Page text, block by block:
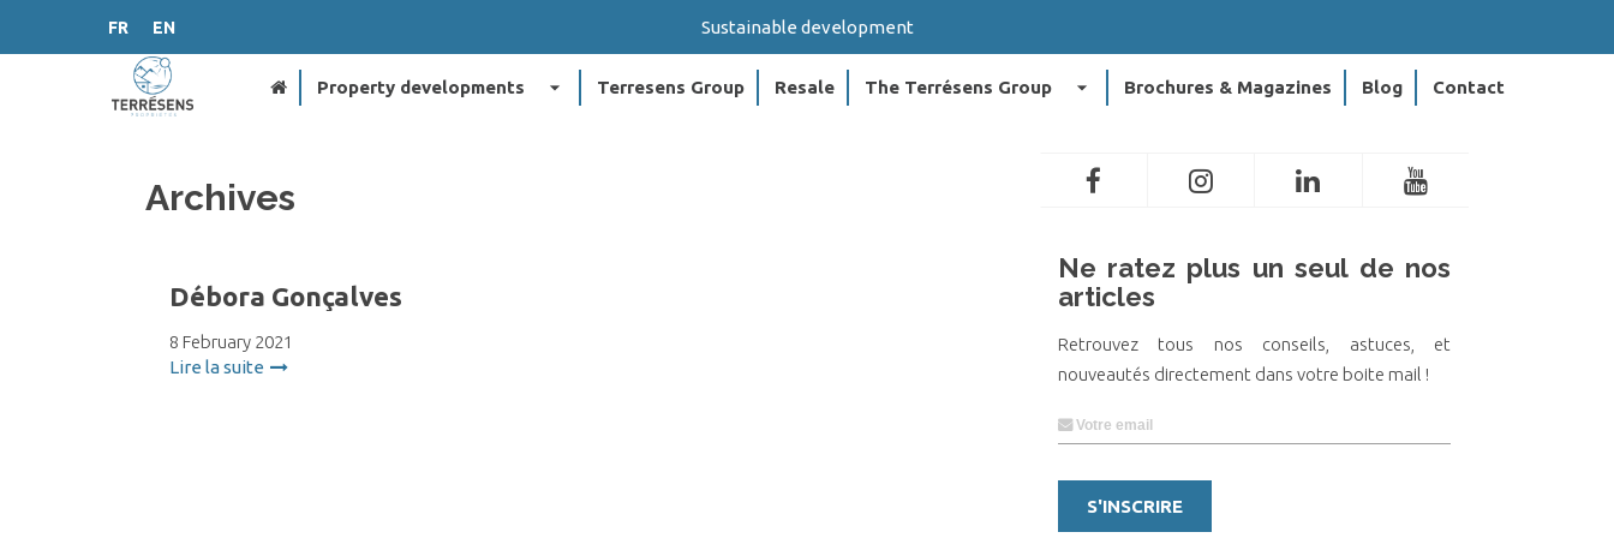
FR EN Sustainable development
Property developments arrow_drop_down Terresens Group Resale The Terrésens Group arrow_drop_down Brochures & Magazines Blog Contact
Archives
Débora Gonçalves
8 February 2021
Lire la suite
Ne ratez plus un seul de nos
articles
Retrouvez tous nos conseils, astuces, et
nouveautés directement dans votre boite mail !